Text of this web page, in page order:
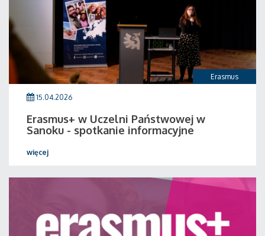
Erasmus
15.04.2026
Erasmus+ w Uczelni Państwowej w
Sanoku - spotkanie informacyjne
więcej